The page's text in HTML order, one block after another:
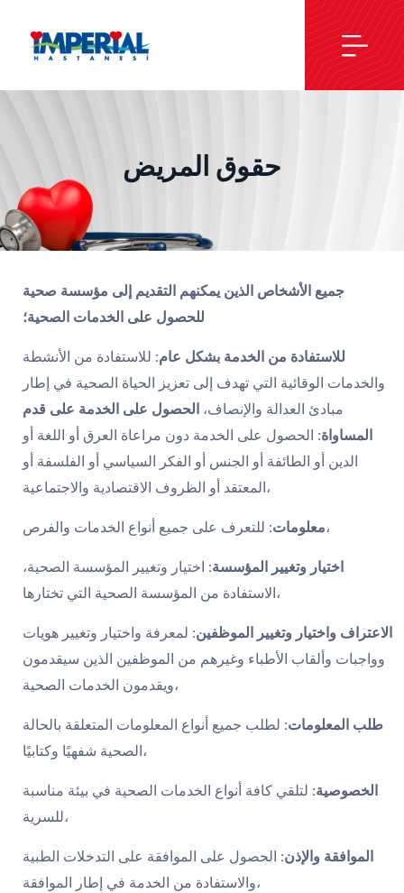
حقوق المريض
جميع الأشخاص الذين يمكنهم التقديم إلى مؤسسة صحية
للحصول على الخدمات الصحية؛
للاستفادة من الخدمة بشكل عام: للاستفادة من الأنشطة
والخدمات الوقائية التي تهدف إلى تعزيز الحياة الصحية في إطار
مبادئ العدالة والإنصاف، الحصول على الخدمة على قدم
المساواة: الحصول على الخدمة دون مراعاة العرق أو اللغة أو
الدين أو الطائفة أو الجنس أو الفكر السياسي أو الفلسفة أو
المعتقد أو الظروف الاقتصادية والاجتماعية،
معلومات:للتعرف على جميع أنواع الخدمات والفرص،
اختيار وتغيير المؤسسة: اختيار وتغيير المؤسسة الصحية،
الاستفادة من المؤسسة الصحية التي تختارها،
الاعتراف واختيار وتغيير الموظفين: لمعرفة واختيار وتغيير هويات
وواجبات وألقاب الأطباء وغيرهم من الموظفين الذين سيقدمون
ويقدمون الخدمات الصحية،
طلب المعلومات: لطلب جميع أنواع المعلومات المتعلقة بالحالة
الصحية شفهيًا وكتابيًا،
الخصوصية: لتلقي كافة أنواع الخدمات الصحية في بيئة مناسبة
للسرية،
الموافقة والإذن: الحصول على الموافقة على التدخلات الطبية
والاستفادة من الخدمة في إطار الموافقة،